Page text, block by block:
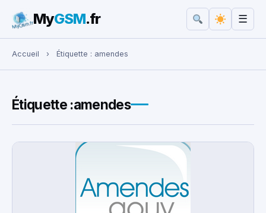
Rechercher :
MyGSM.fr ☰
Accueil › Étiquette : amendes
Étiquette :amendes